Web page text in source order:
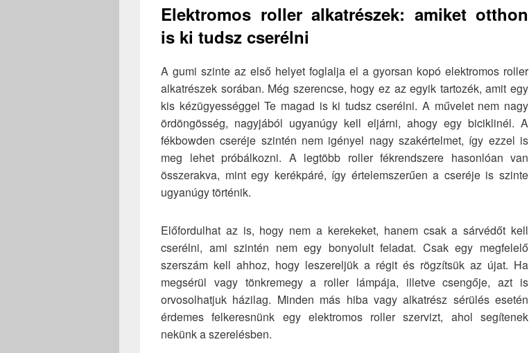
Elektromos roller alkatrészek: amiket otthon
is ki tudsz cserélni
A gumi szinte az első helyet foglalja el a gyorsan kopó elektromos roller
alkatrészek sorában. Még szerencse, hogy ez az egyik tartozék, amit egy
kis kézügyességgel Te magad is ki tudsz cserélni. A művelet nem nagy
ördöngösség, nagyjából ugyanúgy kell eljárni, ahogy egy biciklinél. A
fékbowden cseréje szintén nem igényel nagy szakértelmet, így ezzel is
meg lehet próbálkozni. A legtöbb roller fékrendszere hasonlóan van
összerakva, mint egy kerékpáré, így értelemszerűen a cseréje is szinte
ugyanúgy történik.
Előfordulhat az is, hogy nem a kerekeket, hanem csak a sárvédőt kell
cserélni, ami szintén nem egy bonyolult feladat. Csak egy megfelelő
szerszám kell ahhoz, hogy leszereljük a régit és rögzítsük az újat. Ha
megsérül vagy tönkremegy a roller lámpája, illetve csengője, azt is
orvosolhatjuk házilag. Minden más hiba vagy alkatrész sérülés esetén
érdemes felkeresnünk egy elektromos roller szervizt, ahol segítenek
nekünk a szerelésben.